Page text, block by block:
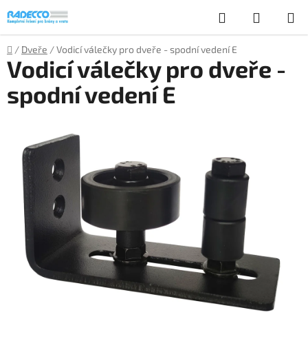
na
obsah
Hledat
KOŠÍK
Domů
/ Dveře /Vodicí válečky pro dveře - spodní vedení E
Vodicí válečky pro dveře -
spodní vedení E